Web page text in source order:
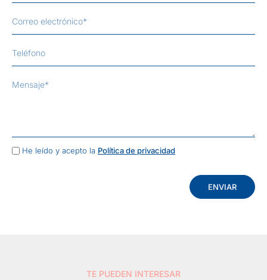
He leído y acepto la Política de privacidad
ENVIAR
TE PUEDEN INTERESAR